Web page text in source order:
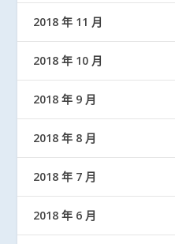
2018 年 11 月
2018 年 10 月
2018 年 9 月
2018 年 8 月
2018 年 7 月
2018 年 6 月